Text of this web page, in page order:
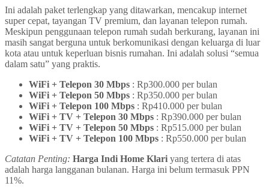
Ini adalah paket terlengkap yang ditawarkan, mencakup internet
super cepat, tayangan TV premium, dan layanan telepon rumah.
Meskipun penggunaan telepon rumah sudah berkurang, layanan ini
masih sangat berguna untuk berkomunikasi dengan keluarga di luar
kota atau untuk keperluan bisnis rumahan. Ini adalah solusi “semua
dalam satu” yang praktis.
WiFi + Telepon 30 Mbps : Rp300.000 per bulan
WiFi + Telepon 50 Mbps : Rp350.000 per bulan
WiFi + Telepon 100 Mbps : Rp410.000 per bulan
WiFi + TV + Telepon 30 Mbps : Rp390.000 per bulan
WiFi + TV + Telepon 50 Mbps : Rp515.000 per bulan
WiFi + TV + Telepon 100 Mbps : Rp550.000 per bulan
Catatan Penting: Harga Indi Home Klari yang tertera di atas
adalah harga langganan bulanan. Harga ini belum termasuk PPN
11%.